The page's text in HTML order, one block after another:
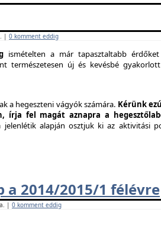
| 0 komment eddig
ismételten a már tapasztaltabb
természetesen új és kevésbé
a hegeszteni vágyók számára. Kérünk
írja fel magát aznapra a
alapján osztjuk ki az aktivitási
a 2014/2015/1 félévre
| 0 komment eddig